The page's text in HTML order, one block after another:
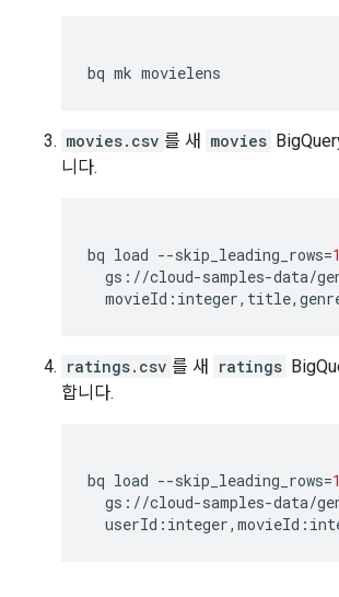
bq mk
movies.csv 를 새 movies
니다.
bq load --skip_leading_rows=1
gs://cloud-samples-data/
ratings.csv 를 새 ratings
합니다.
bq load --skip_leading_rows=1
gs://cloud-samples-data/